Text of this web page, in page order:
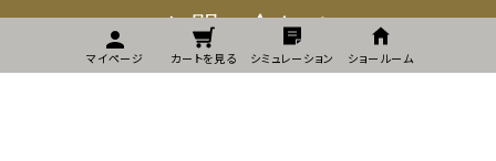
お問い合わせ
マイページ カートを見る シミュレーション ショールーム